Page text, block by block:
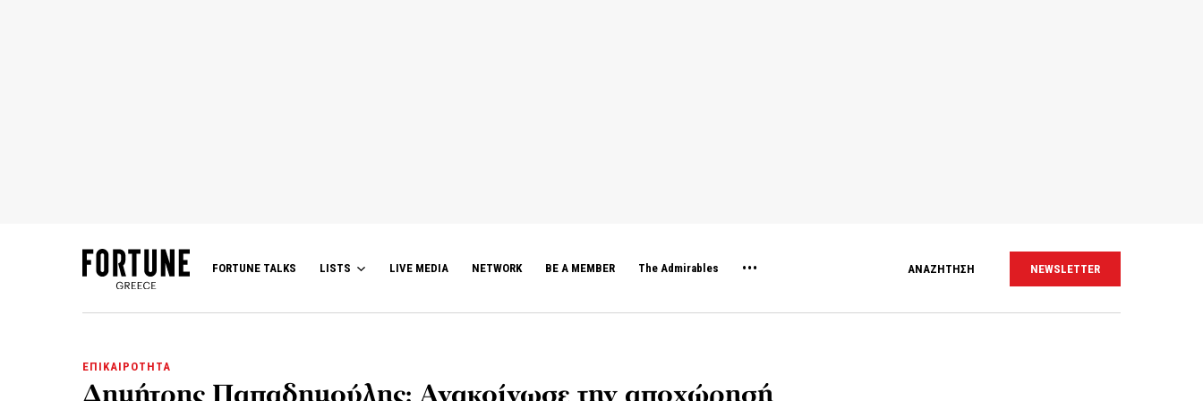
FORTUNE TALKS LISTS LIVE MEDIA NETWORK BE A MEMBER The Admirables ΑΝΑΖΗΤΗΣΗ NEWSLETTER
ΕΠΙΚΑΙΡΟΤΗΤΑ